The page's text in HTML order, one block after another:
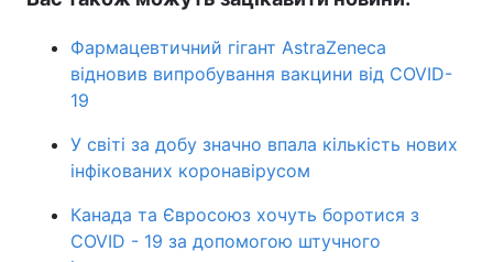
Фармацевтичний гігант AstraZeneca
відновив випробування вакцини від COVID-
19
У світі за добу значно впала кількість нових
інфікованих коронавірусом
Канада та Євросоюз хочуть боротися з
COVID - 19 за допомогою штучного